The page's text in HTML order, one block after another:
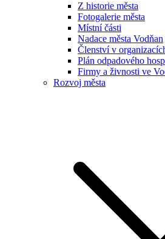
Z historie města
Fotogalerie města
Místní části
Nadace města Vodňan
Členství v
Plán odpadového
Firmy a živnosti ve
Rozvoj města